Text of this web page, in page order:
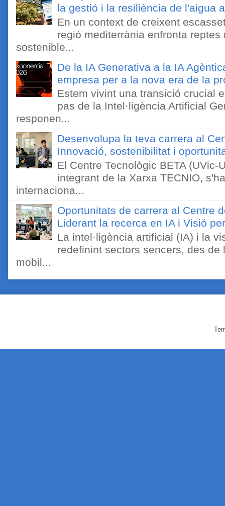
la gestió i la resiliència de l'aigua
En un context de creixent
regió mediterrània enfronta
sostenible...
De la IA Generativa a la IA
empresa per a la nova era de la
Estem vivint una transició crucial
pas de la Intel·ligència Artificial
responen...
Desenvolupa la teva carrera al
Innovació, sostenibilitat i
El Centre Tecnològic BETA (UVic-
integrant de la Xarxa TECNIO,
internaciona...
Oportunitats de carrera al Centre
Liderant la recerca en IA i Visió
La intel·ligència artificial (IA) i la
redefinint sectors sencers, des
mobil...